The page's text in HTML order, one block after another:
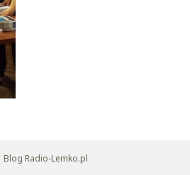
Kategorie
Blog Radio-Lemko.pl